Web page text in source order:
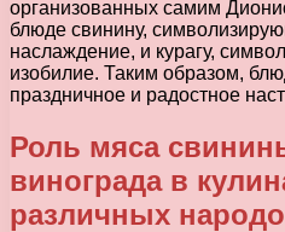
организованных самим
блюде свинину,
наслаждение, и курагу,
изобилие. Таким образом,
праздничное и радостное
Роль мяса
винограда в
различных